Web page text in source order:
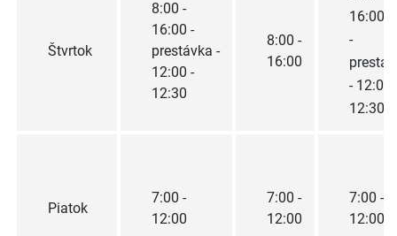
Štvrtok
8:00 -
16:00 -
prestávka -
12:00 -
12:30
8:00 -
16:00
16:00
-
- 12:00
12:30
Piatok
7:00 -
12:00
7:00 -
12:00
7:00 -
12:00